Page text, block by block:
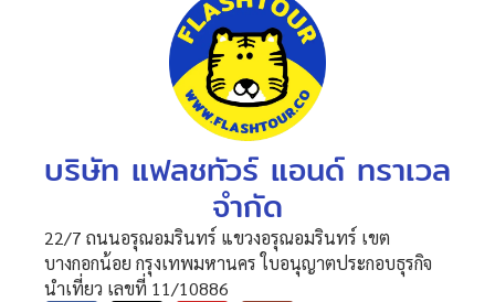
บริษัท แฟลชทัวร์ แอนด์ ทราเวล
จำกัด
22/7 ถนนอรุณอมรินทร์ แขวงอรุณอมรินทร์ เขต
บางกอกน้อย กรุงเทพมหานคร ใบอนุญาตประกอบธุรกิจ
นำเที่ยว เลขที่ 11/10886